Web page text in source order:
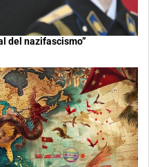
del nazifascismo”